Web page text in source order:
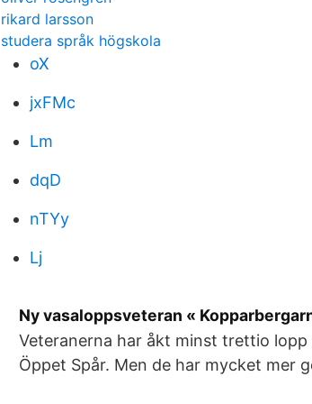
rikard larsson
studera språk högskola
oX
jxFMc
Lm
dqD
nTYy
Lj
Ny vasaloppsveteran «
Veteranerna har åkt minst trettio
Öppet Spår. Men de har mycket mer